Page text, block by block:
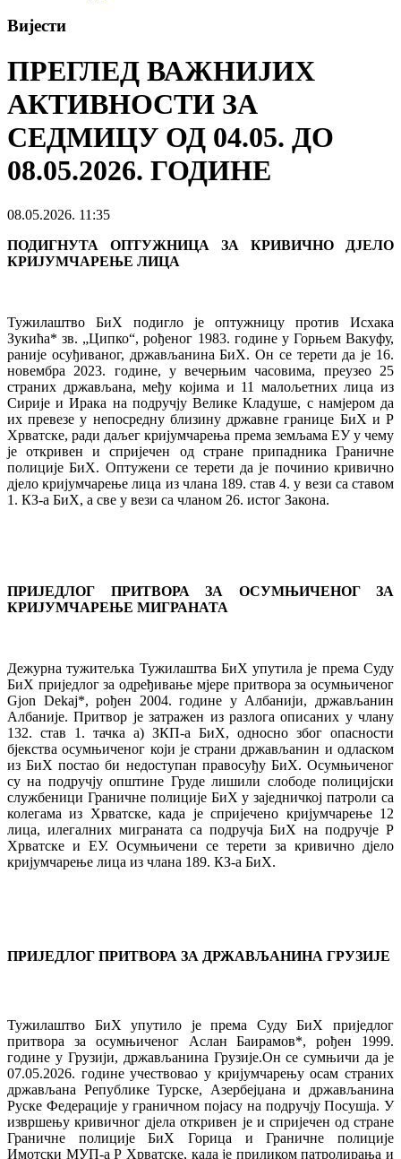
Вијести
ПРЕГЛЕД ВАЖНИЈИХ
АКТИВНОСТИ ЗА
СЕДМИЦУ ОД 04.05. ДО
08.05.2026. ГОДИНЕ
08.05.2026. 11:35
ПОДИГНУТА ОПТУЖНИЦА ЗА КРИВИЧНО
ДЈЕЛО
КРИЈУМЧАРЕЊЕ ЛИЦА
Тужилаштво БиХ подигло је оптужницу против Исхака
Зукића* зв. „Ципко“, рођеног 1983. године у Горњем Вакуфу,
раније осуђиваног, држављанина БиХ. Он се терети да је 16.
новембра 2023. године, у вечерњим часовима, преузео 25
страних држављана, међу којима и 11 малољетних лица из
Сирије и Ирака на подручју Велике Кладуше, с намјером да
их превезе у непосредну близину државне границе БиХ и Р
Хрватске, ради даљег кријумчарења према земљама ЕУ у чему
је откривен и спријечен од стране припадника Граничне
полиције БиХ. Оптужени се терети да је починио кривично
дјело кријумчарење лица из члана 189. став 4. у вези са ставом
1. КЗ-а БиХ, а све у вези са чланом 26. истог Закона.
ПРИЈЕДЛОГ ПРИТВОРА ЗА ОСУМЊИЧЕНОГ ЗА
КРИЈУМЧАРЕЊЕ МИГРАНАТА
Дежурна тужитељка Тужилаштва БиХ упутила је према Суду
БиХ приједлог за одређивање мјере притвора за осумњиченог
Gjon Dekaj*, рођен 2004. године у Албанији, држављанин
Албаније. Притвор је затражен из разлога описаних у члану
132. став 1. тачка а) ЗКП-а БиХ, односно због опасности
бјекства осумњиченог који је страни држављанин и одласком
из БиХ постао би недоступан правосуђу БиХ. Осумњиченог
су на подручју општине Груде лишили слободе полицијски
службеници Граничне полиције БиХ у заједничкој патроли са
колегама из Хрватске, када је спријечено кријумчарење 12
лица, илегалних миграната са подручја БиХ на подручје Р
Хрватске и ЕУ. Осумњичени се терети за кривично дјело
кријумчарење лица из члана 189. КЗ-а БиХ.
ПРИЈЕДЛОГ ПРИТВОРА ЗА ДРЖАВЉАНИНА ГРУЗИЈЕ
Тужилаштво БиХ упутило је према Суду БиХ приједлог
притвора за осумњиченог Аслан Баирамов*, рођен 1999.
године у Грузији, држављанина Грузије.Он се сумњичи да је
07.05.2026. године учествовао у кријумчарењу осам страних
држављана Републике Турске, Азербејџана и држављанина
Руске Федерације у граничном појасу на подручју Посушја. У
извршењу кривичног дјела откривен је и спријечен од стране
Граничне полиције БиХ Горица и Граничне полиције
Имотски МУП-а Р Хрватске, када је приликом патролирања и